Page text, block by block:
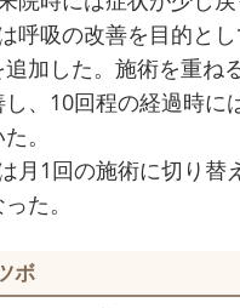
呼吸の改善を目的と
加した。施術を重ね
、10回程の経過時に
。
月1回の施術に切り替
た。
ボ